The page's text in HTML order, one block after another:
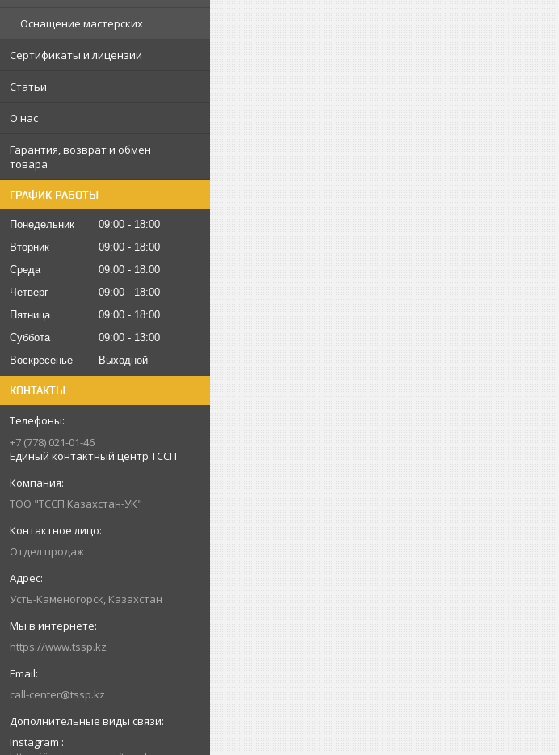
Оснащение мастерских
Сертификаты и лицензии
Статьи
О нас
Гарантия, возврат и обмен
товара
ГРАФИК РАБОТЫ
Понедельник 09:00
18:00
Вторник
09:00
18:00
Среда
09:00
18:00
Четверг
09:00
18:00
Пятница
09:00
18:00
Суббота
09:00
13:00
Воскресенье
Выходной
КОНТАКТЫ
+7 (778) 021-01-46
Единый контактный центр ТССП
ТОО "ТССП Казахстан-УК"
Отдел продаж
Усть-Каменогорск, Казахстан
https://www.tssp.kz
call-center@tssp.kz
Instagram